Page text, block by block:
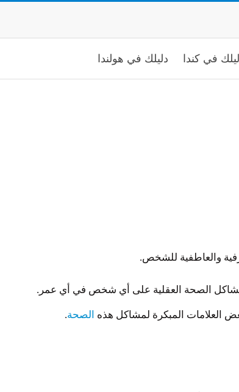
في كندا دليلك في هولندا
والعاطفية للشخص.
الصحة العقلية على أي شخص في أي عمر.
العلامات المبكرة لمشاكل هذه الصحة.